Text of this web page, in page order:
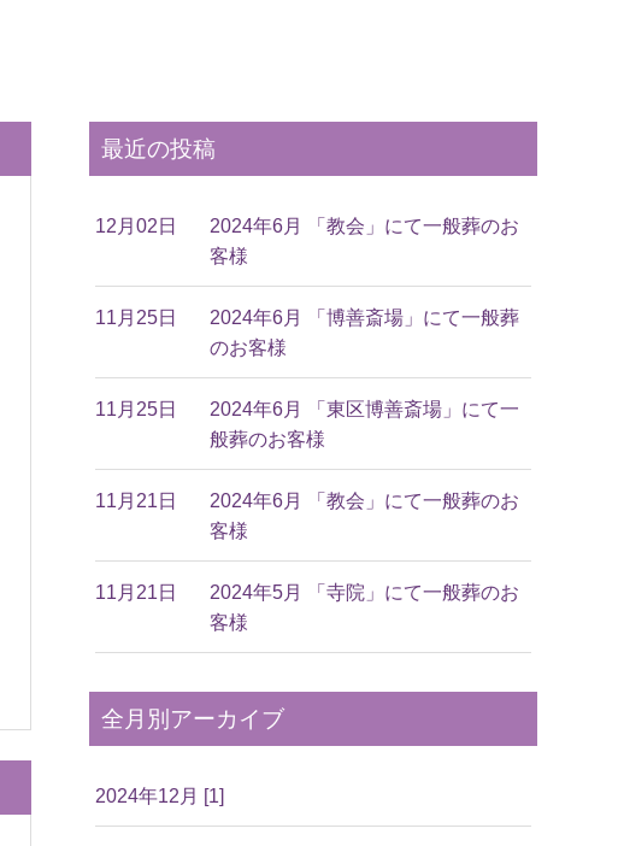
最近の投稿
12月02日
2024年6月 「教会」にて一般葬のお
客様
11月25日
2024年6月 「博善斎場」にて一般葬
のお客様
11月25日
2024年6月 「東区博善斎場」にて一
般葬のお客様
11月21日
2024年6月 「教会」にて一般葬のお
客様
11月21日
2024年5月 「寺院」にて一般葬のお
客様
全月別アーカイブ
2024年12月 [1]